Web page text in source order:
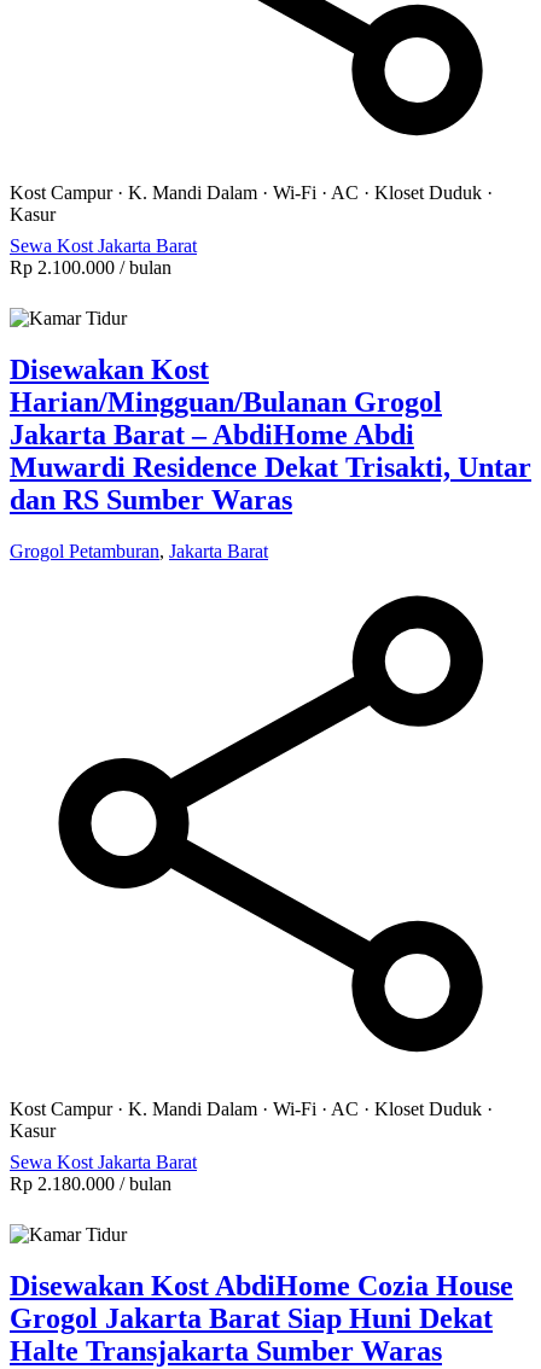
Kost Campur· K. Mandi Dalam · Wi-Fi · AC · Kloset Duduk ·
Kasur
Sewa Kost Jakarta Barat
Rp 2.100.000 / bulan
Disewakan Kost
Harian/Mingguan/Bulanan Grogol
Jakarta Barat – AbdiHome Abdi
Muwardi Residence Dekat Trisakti, Untar
dan RS Sumber Waras
Grogol Petamburan, Jakarta Barat
Kost Campur· K. Mandi Dalam · Wi-Fi · AC · Kloset Duduk ·
Kasur
Sewa Kost Jakarta Barat
Rp 2.180.000 / bulan
Disewakan Kost AbdiHome Cozia House
Grogol Jakarta Barat Siap Huni Dekat
Halte Transjakarta Sumber Waras